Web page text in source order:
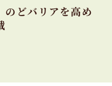
のどバリアを高め